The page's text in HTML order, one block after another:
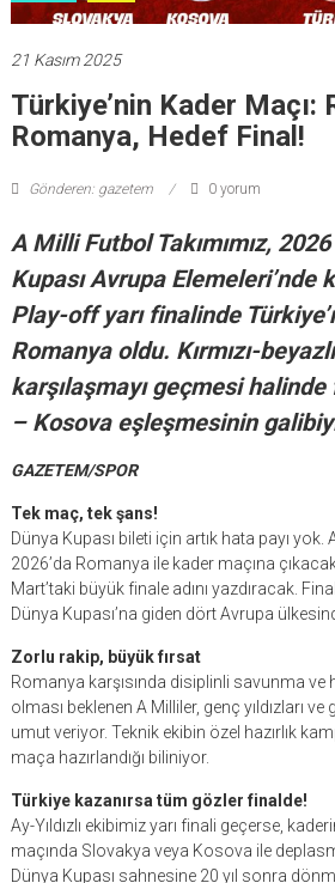
21 Kasım 2025
Türkiye’nin Kader Maçı:
Romanya, Hedef Final!
Gönderen: gazetem 0 yorum
A Milli Futbol Takımımız,
Kupası Avrupa
Play-off yarı finalinde
Romanya oldu. Kırmızı-
karşılaşmayı geçmesi
– Kosova eşleşmesinin
GAZETEM/SPOR
Tek maç, tek şans!
Dünya Kupası bileti için artık hata payı yok.
2026’da Romanya ile kader maçına
Mart’taki büyük finale adını yazdıracak.
Dünya Kupası’na giden dört Avrupa
Zorlu rakip, büyük fırsat
Romanya karşısında disiplinli savunma ve
olması beklenen A Milliler, genç yıldızları
umut veriyor. Teknik ekibin özel hazırlık
maça hazırlandığı biliniyor.
Türkiye kazanırsa tüm gözler finalde!
Ay-Yıldızlı ekibimiz yarı finali geçerse,
maçında Slovakya veya Kosova ile
Dünya Kupası sahnesine 20 yıl sonra